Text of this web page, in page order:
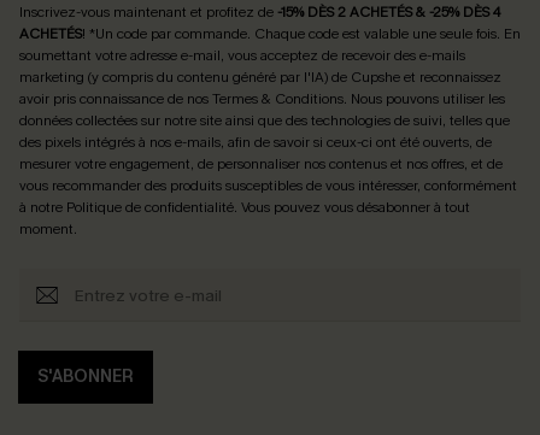
Inscrivez-vous maintenant et profitez de -15% DÈS 2 ACHETÉS & -25% DÈS 4
ACHETÉS! *Un code par commande. Chaque code est valable une seule fois. En
soumettant votre adresse e-mail, vous acceptez de recevoir des e-mails
marketing (y compris du contenu généré par l'IA) de Cupshe et reconnaissez
avoir pris connaissance de nosTermes & Conditions. Nous pouvons utiliser les
données collectées sur notre site ainsi que des technologies de suivi, telles que
des pixels intégrés à nos e-mails, afin de savoir si ceux-ci ont été ouverts, de
mesurer votre engagement, de personnaliser nos contenus et nos offres, et de
vous recommander des produits susceptibles de vous intéresser, conformément
à notre Politique de confidentialité. Vous pouvez vous désabonner à tout
moment.
S'ABONNER